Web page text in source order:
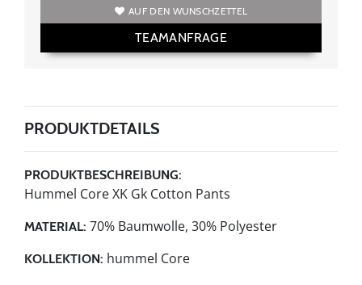
AUF DEN WUNSCHZETTEL
TEAMANFRAGE
PRODUKTDETAILS
PRODUKTBESCHREIBUNG:
Hummel Core XK Gk Cotton Pants
MATERIAL: 70% Baumwolle, 30% Polyester
KOLLEKTION: hummel Core